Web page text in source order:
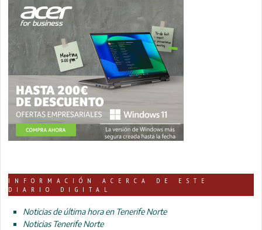
INFORMACIÓN ACERCA DE ESTE
DIARIO DIGITAL
Noticias de última hora en Tenerife Norte
Noticias Tenerife Norte